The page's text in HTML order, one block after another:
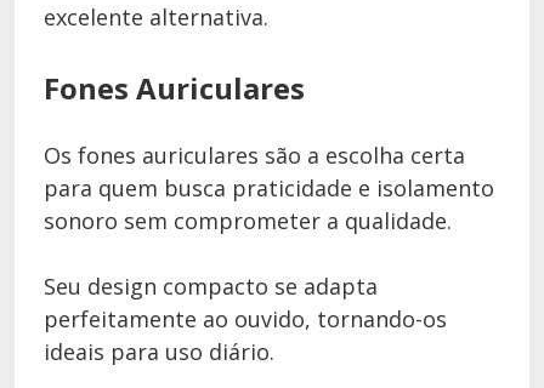
excelente alternativa.
Fones Auriculares
Os fones auriculares são a escolha certa
para quem busca praticidade e isolamento
sonoro sem comprometer a qualidade.
Seu design compacto se adapta
perfeitamente ao ouvido, tornando-os
ideais para uso diário.